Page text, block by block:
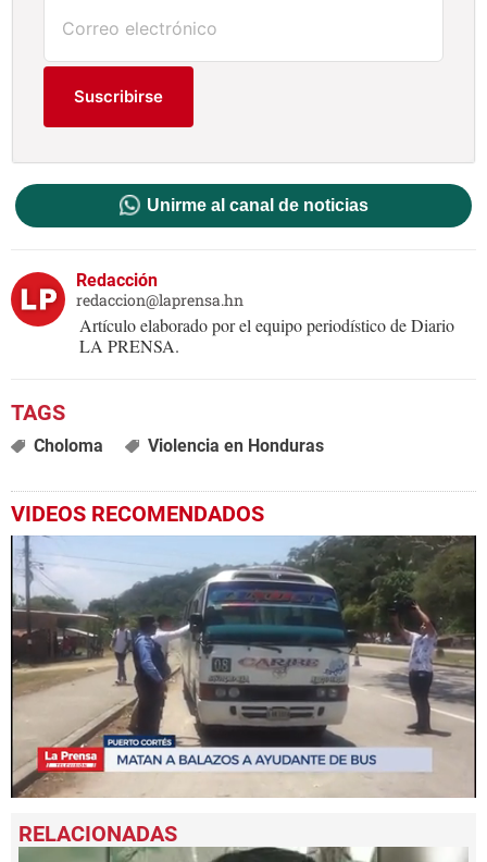
Suscribirse
Unirme al canal de noticias
Redacción
redaccion@laprensa.hn
Artículo elaborado por el equipo periodístico de Diario
LA PRENSA.
Choloma Violencia en Honduras
VIDEOS RECOMENDADOS
seconds
of